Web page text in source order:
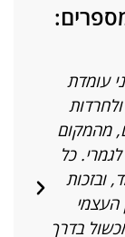
עומדת
מהמקום
כל
ובזכות
העצמי
בדרך